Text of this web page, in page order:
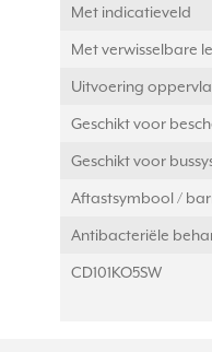
Met indicatieveld
Met verwisselbare
Uitvoering
Geschikt voor
Geschikt voor
Aftastsymbool /
Antibacteriële
CD101KO5SW